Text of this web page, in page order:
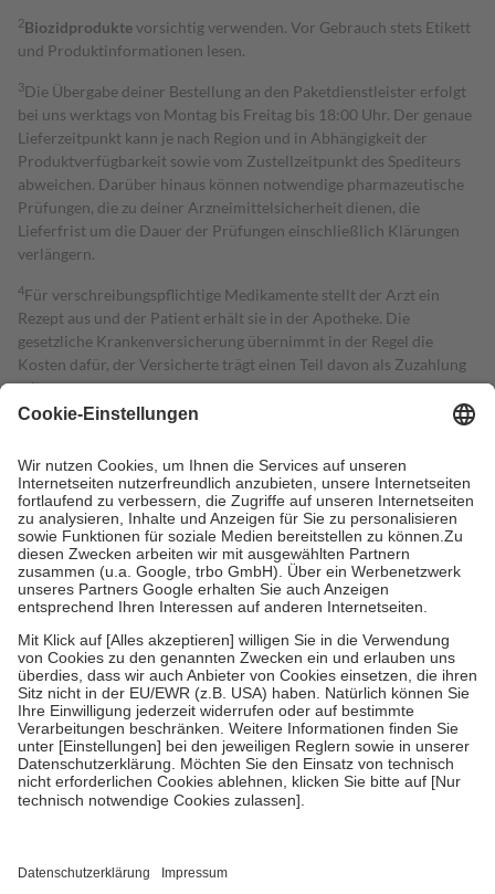
2Biozidproduktevorsichtig verwenden. Vor Gebrauch stets Etikett
und Produktinformationen lesen.
3Die Übergabe deiner Bestellung an den Paketdienstleister erfolgt
bei uns werktags von Montag bis Freitag bis 18:00 Uhr. Der genaue
Lieferzeitpunkt kann je nach Region und in Abhängigkeit der
Produktverfügbarkeit sowie vom Zustellzeitpunkt des Spediteurs
abweichen. Darüber hinaus können notwendige pharmazeutische
Prüfungen, die zu deiner Arzneimittelsicherheit dienen, die
Lieferfrist um die Dauer der Prüfungen einschließlich Klärungen
verlängern.
4Für verschreibungspflichtige Medikamente stellt der Arzt ein
Rezept aus und der Patient erhält sie in der Apotheke. Die
gesetzliche Krankenversicherung übernimmt in der Regel die
Kosten dafür, der Versicherte trägt einen Teil davon als Zuzahlung
mit.
Grundsätzlich leisten Mitglieder Zuzahlungen in Höhe von zehn
höchstens zehn Euro.
Es sind jedoch nie mehr als die tatsächlichen
Kosten der Leistung zu entrichten.
Diese Regeln gelten grundsätzlich auch für Online-Apotheken.
Bei Heilmitteln und häuslicher Krankenpflege beträgt die
Zuzahlung zehn Prozent der Kosten sowie zehn Euro je
Verordnung.
Um das Engagement der Versicherten für ihre eigene Gesundheit zu
stärken und die besondere Stellung der Familie zu unterstützen,
fallenkeine Zuzahlungenan bei:
• Kindern und Jugendlichen bis zum vollendeten 18. Lebensjahr
mit Ausnahme der Fahrkosten
• Untersuchungen zur Vorsorge und Früherkennung, die von der
GKV getragen werden
• empfohlenen Schutzimpfungen
• Harn- und Blutteststreifen
getroffen, um sicherzustellen, dass es sich um echte Bewertungen